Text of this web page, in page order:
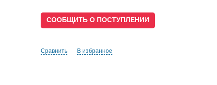
СООБЩИТЬ О ПОСТУПЛЕНИИ
Сравнить В избранное